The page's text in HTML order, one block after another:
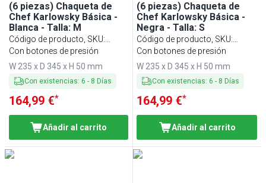
(6 piezas) Chaqueta de
Chef Karlowsky Básica -
Blanca - Talla: M
Código de producto, SKU:
KJBMK2W#SET
Con botones de presión
W 235 x D 345 x H 50 mm
Con existencias: 6 - 8 Días
164,99 €*
Añadir al carrito
(6 piezas) Chaqueta de
Chef Karlowsky Básica -
Negra - Talla: S
Código de producto, SKU:
KJBSK2S#SET
Con botones de presión
W 235 x D 345 x H 50 mm
Con existencias: 6 - 8 Días
164,99 €*
Añadir al carrito